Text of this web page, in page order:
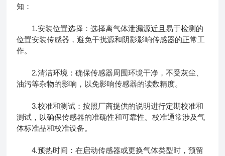
知：
1.安装位置选择：选择离气体泄漏源近且易于检测的
位置安装传感器，避免干扰源和阴影影响传感器的正常工
作。
2.清洁环境：确保传感器周围环境干净，不受灰尘、
油污等杂物的影响，以免影响传感器的读数精度。
3.校准和测试：按照厂商提供的说明进行定期校准和
测试，以确保传感器的准确性和可靠性。校准通常涉及气
体标准品和校准设备。
4.预热时间：在启动传感器或更换气体类型时，预留